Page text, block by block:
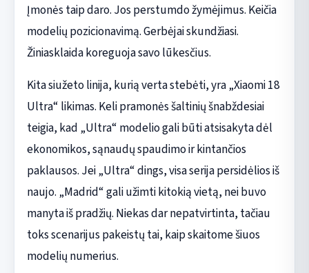
Įmonės taip daro. Jos perstumdo žymėjimus. Keičia
modelių pozicionavimą. Gerbėjai skundžiasi.
Žiniasklaida koreguoja savo lūkesčius.
Kita siužeto linija, kurią verta stebėti, yra „Xiaomi 18
Ultra“ likimas. Keli pramonės šaltinių šnabždesiai
teigia, kad „Ultra“ modelio gali būti atsisakyta dėl
ekonomikos, sąnaudų spaudimo ir kintančios
paklausos. Jei „Ultra“ dings, visa serija persidėlios iš
naujo. „Madrid“ gali užimti kitokią vietą, nei buvo
manyta iš pradžių. Niekas dar nepatvirtinta, tačiau
toks scenarijus pakeistų tai, kaip skaitome šiuos
modelių numerius.